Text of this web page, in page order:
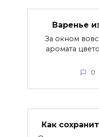
Варенье
За окном
аромата
0
Как